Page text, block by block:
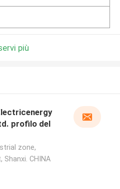
più
profilo del
zone,
Shanxi. CHINA